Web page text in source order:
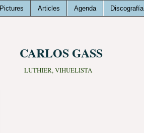
Pictures Articles Agenda Discografía
CARLOS GASS
LUTHIER, VIHUELISTA